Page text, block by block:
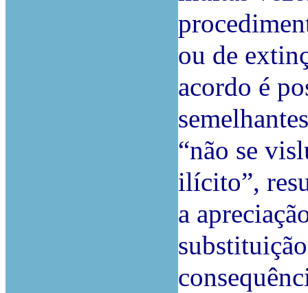
ou de
acordo é
“não se
ilícito”,
a